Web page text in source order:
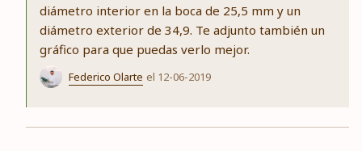
diámetro interior en la boca de 25,5 mm y un
diámetro exterior de 34,9. Te adjunto también un
gráfico para que puedas verlo mejor.
Federico Olarte el 12-06-2019